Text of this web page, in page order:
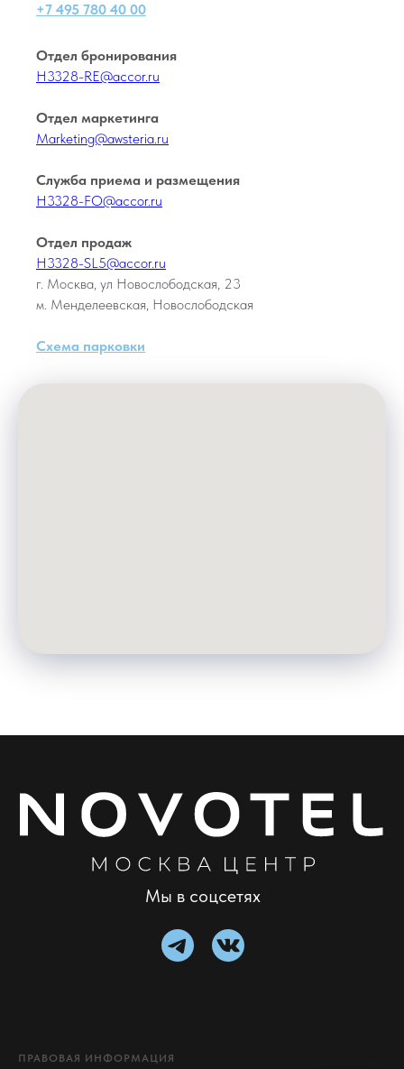
+7 495 780 40 00
Отдел бронирования
H3328-RE@accor.ru
Отдел маркетинга
Marketing@awsteria.ru
Служба приема и размещения
H3328-FO@accor.ru
Отдел продаж
H3328-SL5@accor.ru
г. Москва, ул Новослободская, 23
м. Менделеевская, Новослободская
Схема парковки
Мы в соцсетях
ПРАВОВАЯ ИНФОРМАЦИЯ